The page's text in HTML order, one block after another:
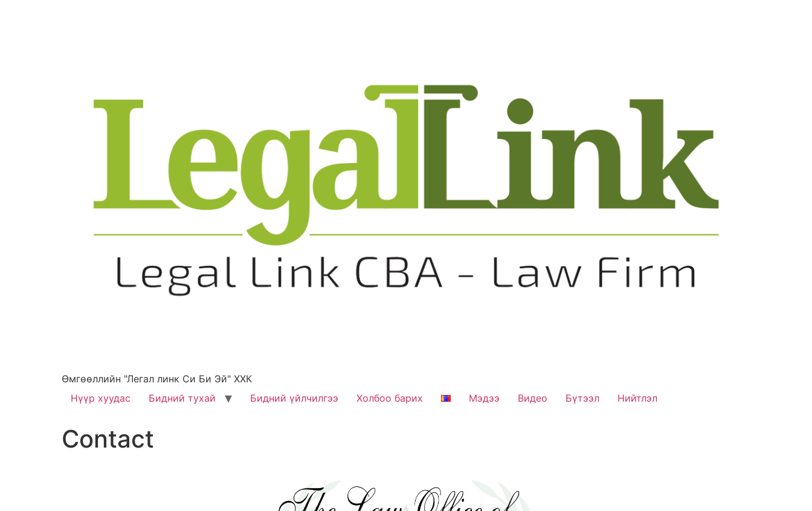
Өмгөөллийн "Легал линк Си Би Эй" ХХК
Нүүр хуудас
Бидний тухай Бидний үйлчилгээ Холбоо барих Мэдээ Видео Бүтээл Нийтлэл
Contact